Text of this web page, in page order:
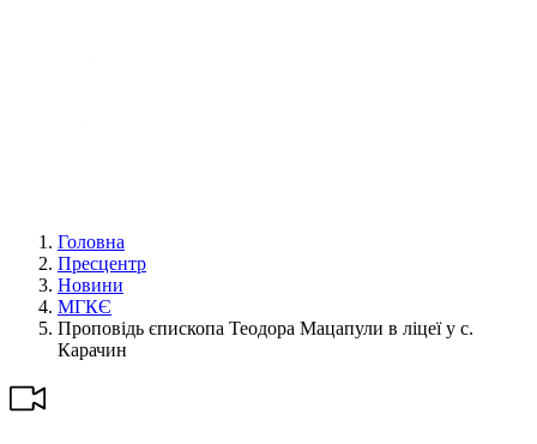
Головна
Пресцентр
Новини
МГКЄ
Проповідь єпископа Теодора Мацапули в ліцеї у с.
Карачин